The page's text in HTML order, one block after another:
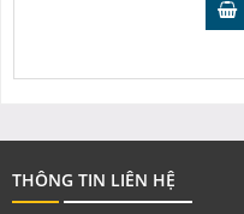
THÔNG TIN LIÊN HỆ